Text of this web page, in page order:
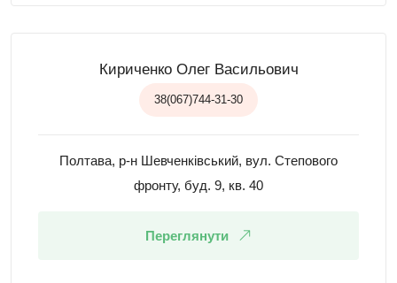
Кириченко Олег Васильович
38(067)744-31-30
Полтава, р-н Шевченківський, вул. Степового
фронту, буд. 9, кв. 40
Переглянути